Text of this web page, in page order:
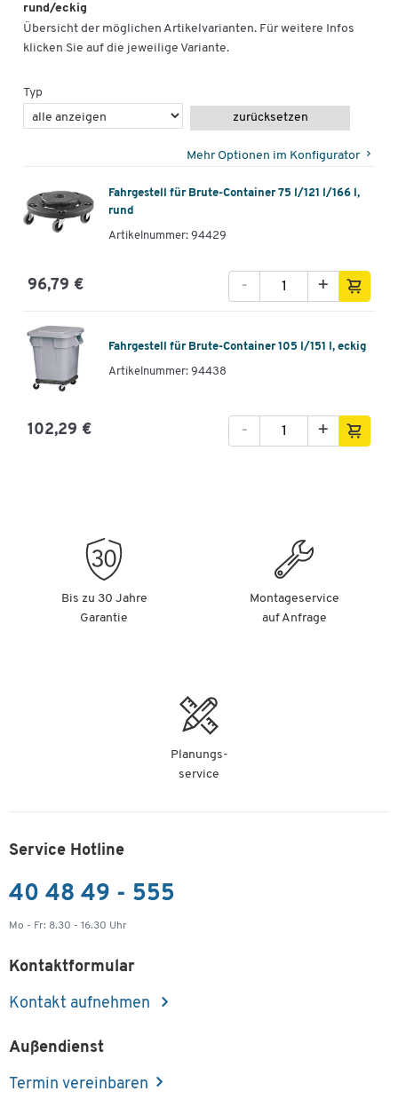
rund/eckig
Übersicht der möglichen Artikelvarianten. Für weitere Infos
klicken Sie auf die jeweilige Variante.
Typ
zurücksetzen
Mehr Optionen im Konfigurator
Fahrgestell für Brute-Container 75 l/121 l/166 l,
rund
Artikelnummer: 94429
96,79 € +
-
Fahrgestell für Brute-Container 105 l/151 l, eckig
Artikelnummer: 94438
102,29 € +
-
Bis zu 30 Jahre
Garantie
Montageservice
auf Anfrage
Planungs-
service
Service Hotline
40 48 49 - 555
Mo - Fr: 8.30 - 16.30 Uhr
Kontaktformular
Kontakt aufnehmen
Außendienst
Termin vereinbaren